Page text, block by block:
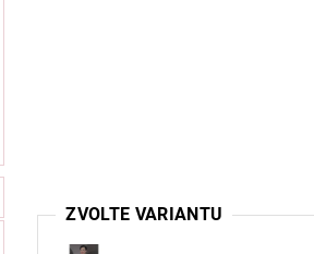
ZVOLTE VARIANTU